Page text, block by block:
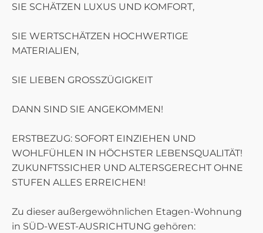
SIE SCHÄTZEN LUXUS UND KOMFORT,
SIE WERTSCHÄTZEN HOCHWERTIGE
MATERIALIEN,
SIE LIEBEN GROSSZÜGIGKEIT
DANN SIND SIE ANGEKOMMEN!
ERSTBEZUG: SOFORT EINZIEHEN UND
WOHLFÜHLEN IN HÖCHSTER LEBENSQUALITÄT!
ZUKUNFTSSICHER UND ALTERSGERECHT OHNE
STUFEN ALLES ERREICHEN!
Zu dieser außergewöhnlichen Etagen-Wohnung
in SÜD-WEST-AUSRICHTUNG gehören: